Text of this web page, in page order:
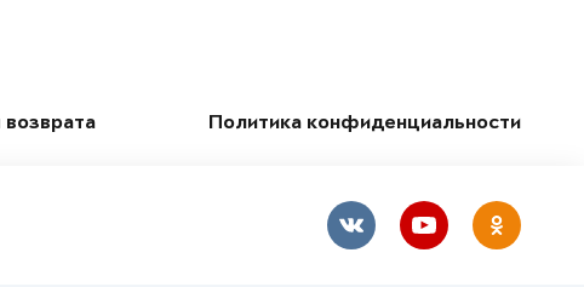
возврата Политика конфиденциальности